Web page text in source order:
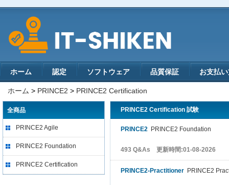
ホーム 認定 ソフトウェア 品質保証 お支払
ホーム > PRINCE2 > PRINCE2 Certification
全商品
PRINCE2 Agile
PRINCE2 Foundation
PRINCE2 Certification
PRINCE2 Certification 試験
PRINCE2 PRINCE2 Foundation
493 Q&As 更新時間:01-08-2026
PRINCE2-Practitioner PRINCE2